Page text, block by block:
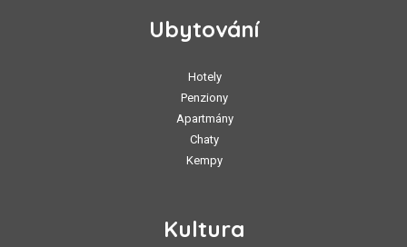
Ubytování
Hotely
Penziony
Apartmány
Chaty
Kempy
Kultura